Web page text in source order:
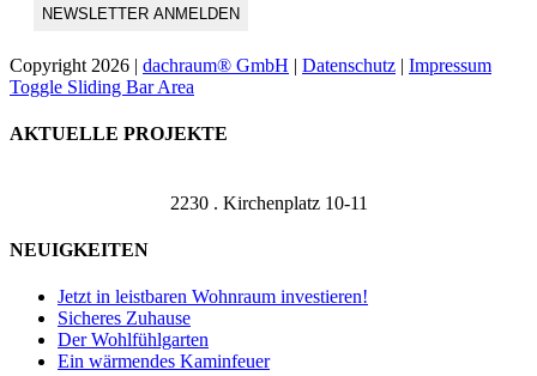
Copyright 2026 | dachraum® GmbH | Datenschutz | Impressum
Toggle Sliding Bar Area
AKTUELLE PROJEKTE
2230 . Kirchenplatz 10-11
NEUIGKEITEN
Jetzt in leistbaren Wohnraum investieren!
Sicheres Zuhause
Der Wohlfühlgarten
Ein wärmendes Kaminfeuer